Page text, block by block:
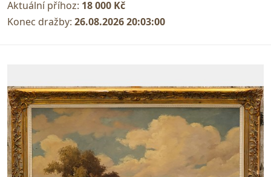
Aktuální příhoz: 18 000 Kč
Konec dražby: 26.08.2026 20:03:00